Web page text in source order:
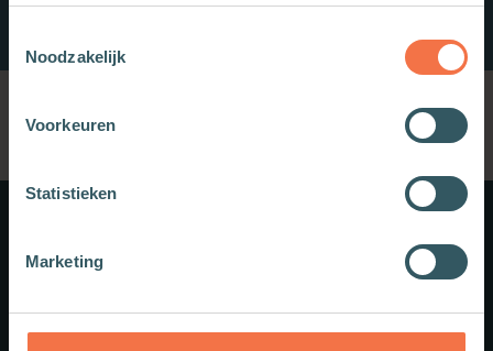
Noodzakelijk
Voorkeuren
Statistieken
Marketing